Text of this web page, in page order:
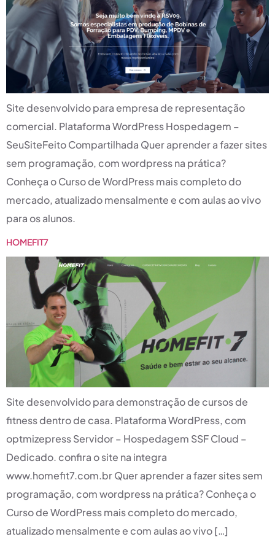
Site desenvolvido para empresa de representação
comercial. Plataforma WordPress Hospedagem –
SeuSiteFeito Compartilhada Quer aprender a fazer sites
sem programação, com wordpress na prática?
Conheça o Curso de WordPress mais completo do
mercado, atualizado mensalmente e com aulas ao vivo
para os alunos.
HOMEFIT7
Site desenvolvido para demonstração de cursos de
fitness dentro de casa. Plataforma WordPress, com
optmizepress Servidor – Hospedagem SSF Cloud –
Dedicado. confira o site na integra
www.homefit7.com.br Quer aprender a fazer sites sem
programação, com wordpress na prática? Conheça o
Curso de WordPress mais completo do mercado,
atualizado mensalmente e com aulas ao vivo […]